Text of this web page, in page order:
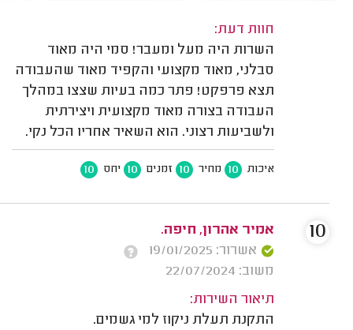
חוות דעת:
השרות היה מעל ומעבר! סמי היה מאוד
סבלני, מאוד מקצועי והקפיד מאוד שהעבודה
תצא פרפקט! פתר כמה בעיות שצצו במהלך
העבודה בצורה מאוד מקצועית ויצירתית
ולשביעות רצוני. הוא השאיר אחריו הכל נקי.
איכות 10 מחיר 10 זמנים 10 יחס 10
אמיר אהרון, חיפה.
אשרור: 19/01/2025
משוב: 22/07/2024
תיאור השירות:
התקנת תעלת ניקוז למי גשמים.
10